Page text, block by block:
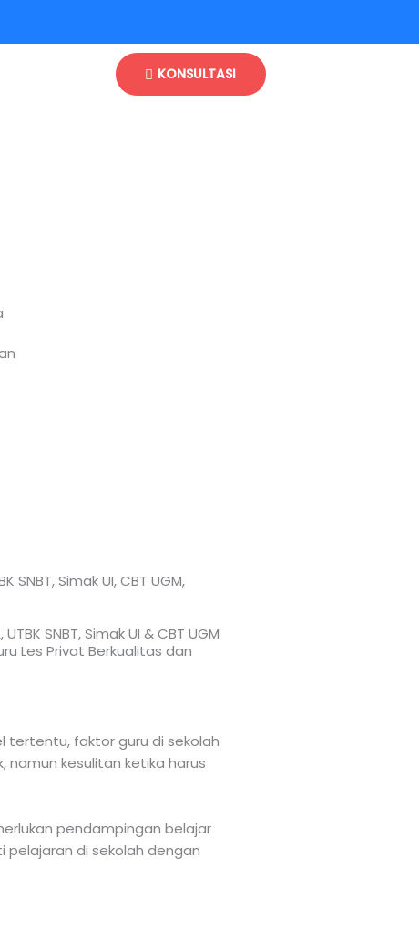
KONSULTASI
SNBT, Simak UI, CBT UGM,
SNBT, Simak UI & CBT UGM
Les Privat Berkualitas dan
tertentu, faktor guru di sekolah
kesulitan ketika harus
pendampingan belajar
pelajaran di sekolah dengan